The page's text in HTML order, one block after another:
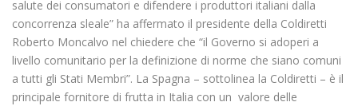
salute dei consumatori e difendere i produttori italiani dalla
concorrenza sleale” ha affermato il presidente della Coldiretti
Roberto Moncalvo nel chiedere che “il Governo si adoperi a
livello comunitario per la definizione di norme che siano comuni
a tutti gli Stati Membri”. La Spagna – sottolinea la Coldiretti – è il
principale fornitore di frutta in Italia con un valore delle